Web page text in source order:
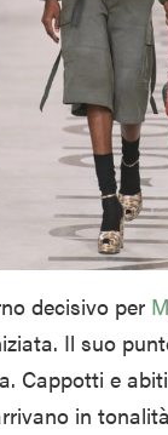
decisivo per
Il suo
Cappotti e
in